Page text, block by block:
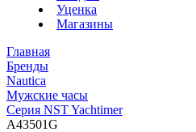
Уценка
Магазины
Главная
Бренды
Nautica
Мужские часы
Серия NST Yachtimer
A43501G